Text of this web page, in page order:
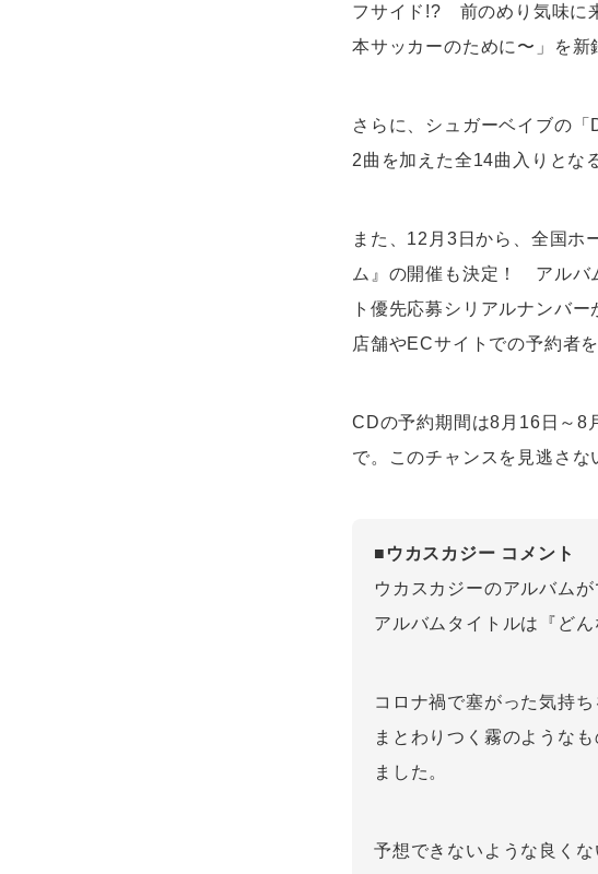
フサイド!? 前のめり気味に
本サッカーのために〜」を新
さらに、シュガーベイブの
2曲を加えた全14曲入りとな
また、12月3日から、全国ホ
ム』の開催も決定！ アルバ
ト優先応募シリアルナンバ
店舗やECサイトでの予約者
CDの予約期間は8月16日～8
で。このチャンスを見逃さな
■ウカスカジー コメント
ウカスカジーのアルバムが
アルバムタイトルは『ど
コロナ禍で塞がった気持
まとわりつく霧のような
ました。
予想できないような良くな